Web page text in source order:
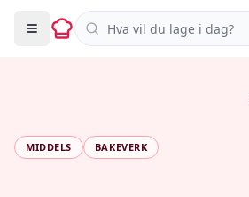
Søk i oppskrifter
MIDDELS BAKEVERK